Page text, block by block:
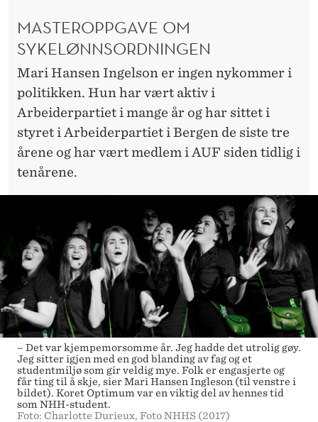
MASTEROPPGAVE OM
SYKELØNNSORDNINGEN
Mari Hansen Ingelson er ingen nykommer i
politikken. Hun har vært aktiv i
Arbeiderpartiet i mange år og har sittet i
styret i Arbeiderpartiet i Bergen de siste tre
årene og har vært medlem i AUF siden tidlig i
tenårene.
– Det var kjempemorsomme år. Jeg hadde det utrolig gøy.
Jeg sitter igjen med en god blanding av fag og et
studentmiljø som gir veldig mye. Folk er engasjerte og
får ting til å skje, sier Mari Hansen Ingleson (til venstre i
bildet). Koret Optimum var en viktig del av hennes tid
som NHH-student.
Foto: Charlotte Durieux, Foto NHHS (2017)